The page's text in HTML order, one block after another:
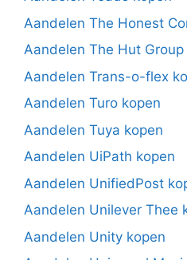
Aandelen The Honest
Aandelen The Hut Group
Aandelen Trans-o-flex
Aandelen Turo kopen
Aandelen Tuya kopen
Aandelen UiPath kopen
Aandelen UnifiedPost
Aandelen Unilever Thee
Aandelen Unity kopen